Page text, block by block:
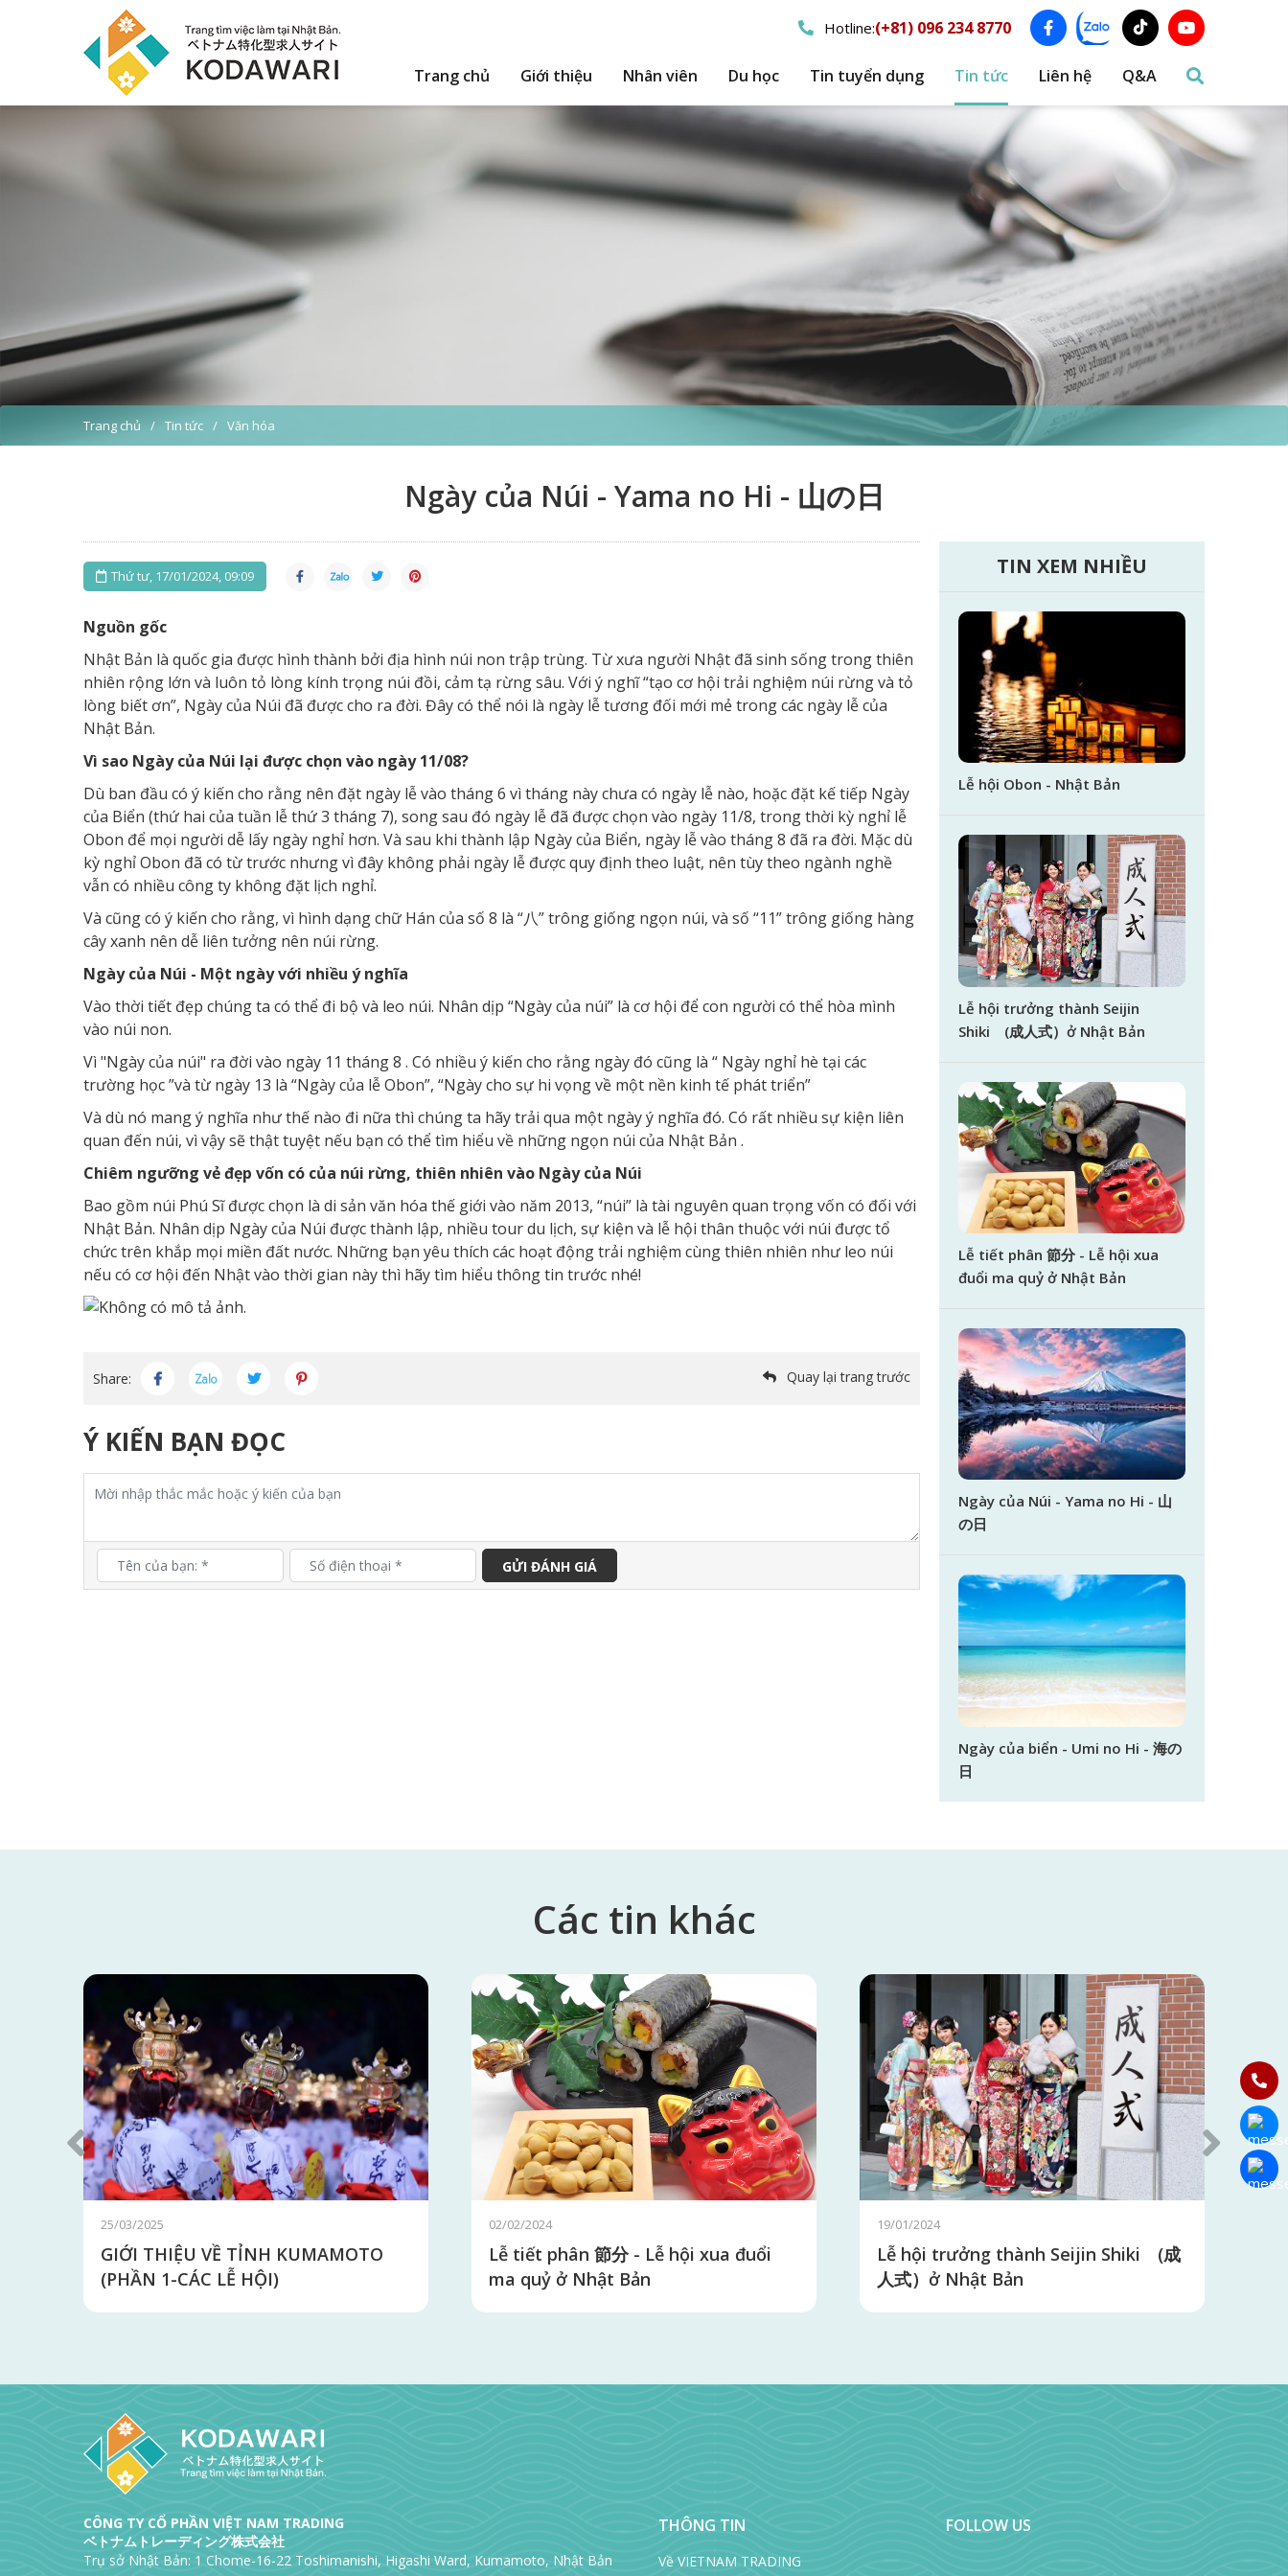
Hotline:(+81) 096 234 8770
Trang chủ Giới thiệu Nhân viên Du học Tin tuyển dụng Tin tức Liên hệ Q&A
Trang chủ Tin tức Văn hóa
Ngày của Núi - Yama no Hi - 山の日
Thứ tư, 17/01/2024, 09:09
Nguồn gốc
Nhật Bản là quốc gia được hình thành bởi địa hình núi non trập trùng. Từ xưa người Nhật đã sinh sống trong thiên
nhiên rộng lớn và luôn tỏ lòng kính trọng núi đồi, cảm tạ rừng sâu. Với ý nghĩ “tạo cơ hội trải nghiệm núi rừng và tỏ
lòng biết ơn”, Ngày của Núi đã được cho ra đời. Đây có thể nói là ngày lễ tương đối mới mẻ trong các ngày lễ của
Nhật Bản.
Vì sao Ngày của Núi lại được chọn vào ngày 11/08?
Dù ban đầu có ý kiến cho rằng nên đặt ngày lễ vào tháng 6 vì tháng này chưa có ngày lễ nào, hoặc đặt kế tiếp Ngày
của Biển (thứ hai của tuần lễ thứ 3 tháng 7), song sau đó ngày lễ đã được chọn vào ngày 11/8, trong thời kỳ nghỉ lễ
Obon để mọi người dễ lấy ngày nghỉ hơn. Và sau khi thành lập Ngày của Biển, ngày lễ vào tháng 8 đã ra đời. Mặc dù
kỳ nghỉ Obon đã có từ trước nhưng vì đây không phải ngày lễ được quy định theo luật, nên tùy theo ngành nghề
vẫn có nhiều công ty không đặt lịch nghỉ.
Và cũng có ý kiến cho rằng, vì hình dạng chữ Hán của số 8 là “八” trông giống ngọn núi, và số “11” trông giống hàng
cây xanh nên dễ liên tưởng nên núi rừng.
Ngày của Núi - Một ngày với nhiều ý nghĩa
Vào thời tiết đẹp chúng ta có thể đi bộ và leo núi. Nhân dịp “Ngày của núi” là cơ hội để con người có thể hòa mình
vào núi non.
Vì "Ngày của núi" ra đời vào ngày 11 tháng 8 . Có nhiều ý kiến cho rằng ngày đó cũng là “ Ngày nghỉ hè tại các
trường học ”và từ ngày 13 là “Ngày của lễ Obon”, “Ngày cho sự hi vọng về một nền kinh tế phát triển”
Và dù nó mang ý nghĩa như thế nào đi nữa thì chúng ta hãy trải qua một ngày ý nghĩa đó. Có rất nhiều sự kiện liên
quan đến núi, vì vậy sẽ thật tuyệt nếu bạn có thể tìm hiểu về những ngọn núi của Nhật Bản .
Chiêm ngưỡng vẻ đẹp vốn có của núi rừng, thiên nhiên vào Ngày của Núi
Bao gồm núi Phú Sĩ được chọn là di sản văn hóa thế giới vào năm 2013, “núi” là tài nguyên quan trọng vốn có đối với
Nhật Bản. Nhân dịp Ngày của Núi được thành lập, nhiều tour du lịch, sự kiện và lễ hội thân thuộc với núi được tổ
chức trên khắp mọi miền đất nước. Những bạn yêu thích các hoạt động trải nghiệm cùng thiên nhiên như leo núi
nếu có cơ hội đến Nhật vào thời gian này thì hãy tìm hiểu thông tin trước nhé!
Share: Quay lại trang trước
Ý KIẾN BẠN ĐỌC
GỬI ĐÁNH GIÁ
TIN XEM NHIỀU
Lễ hội Obon - Nhật Bản
Lễ hội trưởng thành Seijin
Shiki (成人式）ở Nhật Bản
Lễ tiết phân 節分 - Lễ hội xua
đuổi ma quỷ ở Nhật Bản
Ngày của Núi - Yama no Hi - 山
の日
Ngày của biển - Umi no Hi - 海の
日
Các tin khác
02/02/2024
Lễ tiết phân 節分 - Lễ hội xua đuổi
ma quỷ ở Nhật Bản
19/01/2024
Lễ hội trưởng thành Seijin Shiki (成
人式）ở Nhật Bản
13/01/2024
Lễ hội Obon - Nhật Bản
CÔNG TY CỔ PHẦN VIỆT NAM TRADING
ベトナムトレーディング株式会社
Trụ sở Nhật Bản: 1 Chome-16-22 Toshimanishi, Higashi Ward, Kumamoto, Nhật Bản
THÔNG TIN
Về VIETNAM TRADING
FOLLOW US
Hotline:
Chat
Chat